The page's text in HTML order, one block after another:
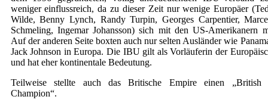
weniger einflussreich, da zu dieser Zeit nur wenige Europäer
Wilde, Benny Lynch, Randy Turpin, Georges Carpentier,
Schmeling, Ingemar Johansson) sich mit den US-Amerikanern
Auf der anderen Seite boxten auch nur selten Ausländer wie
Jack Johnson in Europa. Die IBU gilt als Vorläuferin der
und hat eher kontinentale Bedeutung.
Teilweise stellte auch das Britische Empire einen „British
Champion“.